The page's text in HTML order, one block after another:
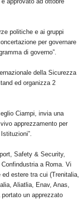
politiche e ai gruppi
per governare
di governo”.
della Sicurezza
ed organizza 2
Ciampi, invia una
apprezzamento per
Safety & Security,
a Roma. Vi
ed estere tra cui (Trenitalia,
Aliatlia, Enav, Anas,
un apprezzato